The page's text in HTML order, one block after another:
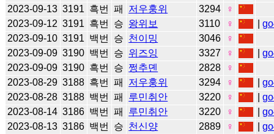
2023-09-13 3191 흑번 패 저우훙위 3294
♀
2023-09-12 3191 흑번 승 왕위보 3110 ♀ |
2023-09-10 3191 백번 승 천이밍 3046
♀
2023-09-09 3190 백번 승 위즈잉 3327 ♀ |
2023-09-09 3190 흑번 승 쩡추뎬 2828
♀
2023-08-29 3188 흑번 패 저우훙위 3294 ♀ |
2023-08-28 3188 백번 패 루민취안 3220 ♀ |
2023-08-14 3186 백번 패 루민취안 3220 ♀ |
2023-08-13 3186 백번 승 천신양 2889 ♀ |